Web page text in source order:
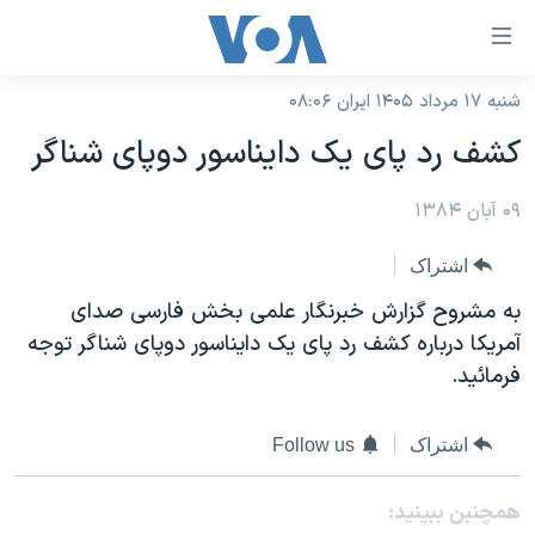
لینکهای
دسترسی
جهش
محتوای
جهش
به
صفحه
اصلی
نسخه سبک وب‌سایت
موضوع ها
ایران
آمریکا
جهان
ورزشی
ویژه برنامه‌ها
ویدیوها
برنامه های تلویزیونی
جدول برنامه ها
صفحه‌های ویژه
جام جهانی ۲۰۲۶
۲۵۰سالگی آمریکا
بایگانی برنامه‌های تلویزیونی
فرکانس‌های صدای آمریکا
پخش رادیویی
شنبه ۱۷ مرداد ۱۴۰۵ ایران ۰۸:۰۶
کشف رد پای يک دايناسور دوپای شناگر
۰۹ آبان ۱۳۸۴
اشتراک
به مشروح گزارش خبرنگار علمی بخش فارسی صدای
آمريکا درباره کشف رد پای يک دايناسور دوپای شناگر توجه
فرمائيد.
اشتراک Follow us
همچنبن ببینید: